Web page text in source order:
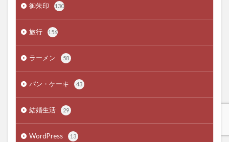
御朱印 130
旅行 156
ラーメン 58
パン・ケーキ 43
結婚生活 29
WordPress 13